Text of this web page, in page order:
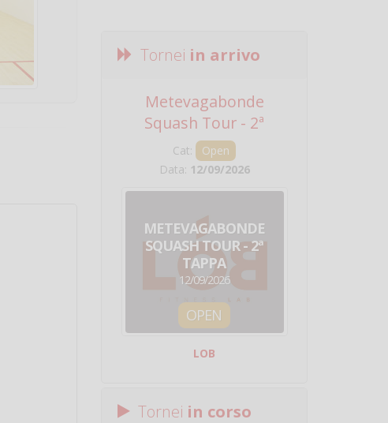
Tornei in arrivo
Metevagabonde
Squash Tour - 2ª
Tappa
Cat:
Open
Data: 12/09/2026
METEVAGABONDE
SQUASH TOUR - 2ª
TAPPA
12/09/2026
OPEN
LOB
Tornei in corso